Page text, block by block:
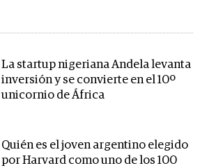
La startup nigeriana Andela levanta
inversión y se convierte en el 10º
unicornio de África
Quién es el joven argentino elegido
por Harvard como uno de los 100